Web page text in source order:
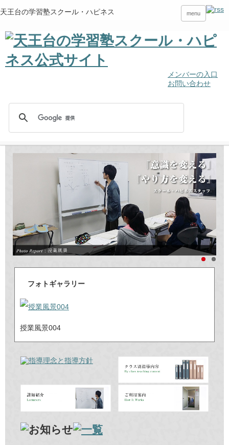
天王台の学習塾スクール・ハピネス
メンバーの入口
お問い合わせ
menu
フォトギャラリー
授業風景004